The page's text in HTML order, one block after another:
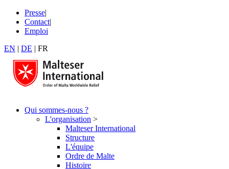
Presse|
Contact|
Emploi
EN | DE | FR
Qui sommes-nous ?
L'organisation >
Malteser International
Structure
L'équipe
Ordre de Malte
Histoire